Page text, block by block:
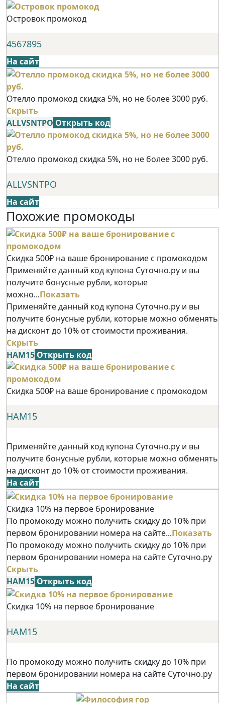
Островок промокод
4567895
На сайт
Отелло промокод скидка 5%, но не более 3000 руб.
Скрыть
ALLVSNTPO Открыть код
Отелло промокод скидка 5%, но не более 3000 руб.
ALLVSNTPO
На сайт
Похожие промокоды
Скидка 500₽ на ваше бронирование с промокодом
Применяйте данный код купона Суточно.ру и вы
получите бонусные рубли, которые
можно...Показать
Применяйте данный код купона Суточно.ру и вы
получите бонусные рубли, которые можно обменять
на дисконт до 10% от стоимости проживания.
Скрыть
НАМ15 Открыть код
Скидка 500₽ на ваше бронирование с промокодом
НАМ15
Применяйте данный код купона Суточно.ру и вы
получите бонусные рубли, которые можно обменять
на дисконт до 10% от стоимости проживания.
На сайт
Скидка 10% на первое бронирование
По промокоду можно получить скидку до 10% при
первом бронировании номера на сайте...Показать
По промокоду можно получить скидку до 10% при
первом бронировании номера на сайте Суточно.ру
Скрыть
НАМ15 Открыть код
Скидка 10% на первое бронирование
НАМ15
По промокоду можно получить скидку до 10% при
первом бронировании номера на сайте Суточно.ру
На сайт